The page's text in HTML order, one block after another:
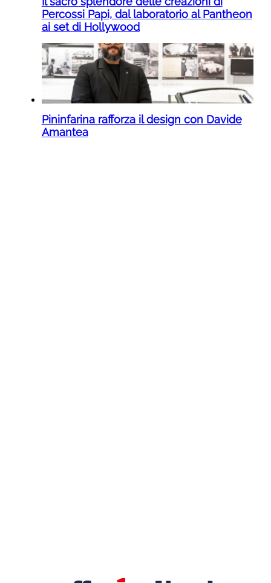
Percossi Papi, dal laboratorio al Pantheon
ai set di Hollywood
Pininfarina rafforza il design con Davide
Amantea